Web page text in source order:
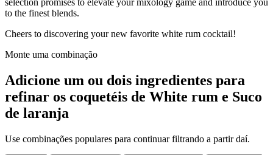
selection promises to elevate your mixology game and introduce you
to the finest blends.
Cheers to discovering your new favorite white rum cocktail!
Monte uma combinação
Adicione um ou dois ingredientes para
refinar os coquetéis de White rum e Suco
de laranja
Use combinações populares para continuar filtrando a partir daí.